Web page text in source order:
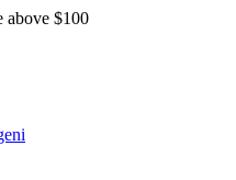
above $100